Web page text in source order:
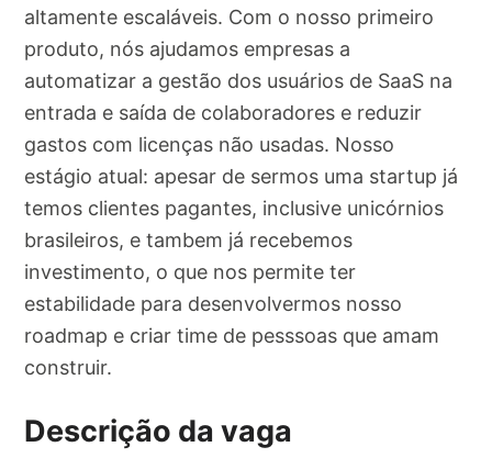
altamente escaláveis. Com o nosso primeiro
produto, nós ajudamos empresas a
automatizar a gestão dos usuários de SaaS na
entrada e saída de colaboradores e reduzir
gastos com licenças não usadas. Nosso
estágio atual: apesar de sermos uma startup já
temos clientes pagantes, inclusive unicórnios
brasileiros, e tambem já recebemos
investimento, o que nos permite ter
estabilidade para desenvolvermos nosso
roadmap e criar time de pesssoas que amam
construir.
Descrição da vaga